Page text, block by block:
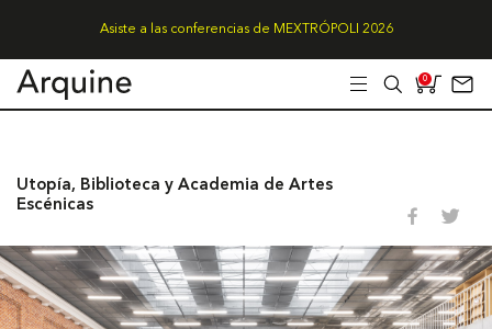
Asiste a las conferencias de MEXTRÓPOLI 2026
0
Utopía, Biblioteca y Academia de Artes
Escénicas